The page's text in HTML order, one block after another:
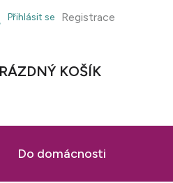
Registrace
KOŠÍK
Do domácnosti